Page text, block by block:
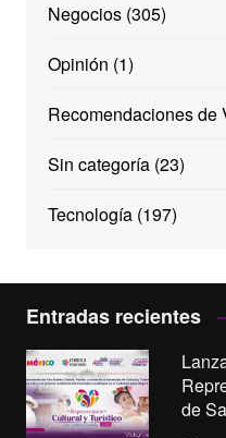
Negocios(305)
Opinión (1)
Recomendaciones de
Sin categoría(23)
Tecnología(197)
Entradas recientes
de